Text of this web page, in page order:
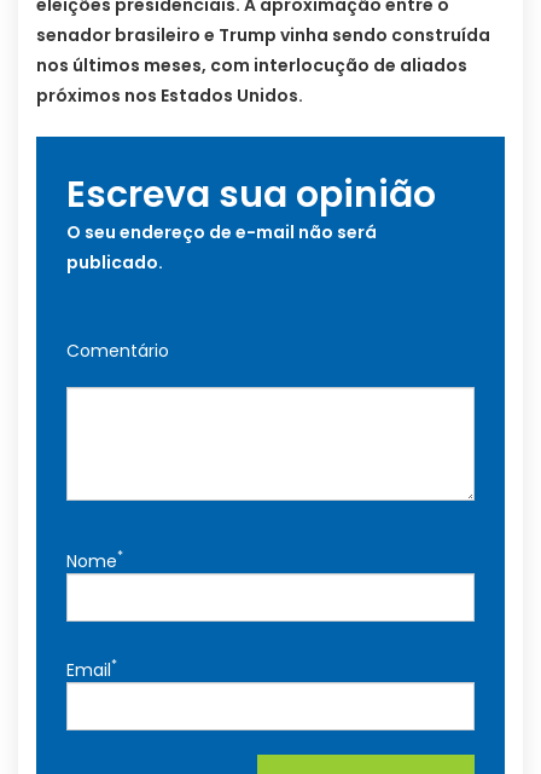
senador brasileiro e Trump vinha sendo construída
nos últimos meses, com interlocução de aliados
próximos nos Estados Unidos.
Escreva sua opinião
O seu endereço de e-mail não será
publicado.
Comentário
Nome*
Email*